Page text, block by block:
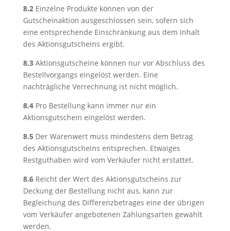
8.2Einzelne Produkte können von der
Gutscheinaktion ausgeschlossen sein, sofern sich
eine entsprechende Einschränkung aus dem Inhalt
des Aktionsgutscheins ergibt.
8.3Aktionsgutscheine können nur vor Abschluss des
Bestellvorgangs eingelöst werden. Eine
nachträgliche Verrechnung ist nicht möglich.
8.4Pro Bestellung kann immer nur ein
Aktionsgutschein eingelöst werden.
8.5Der Warenwert muss mindestens dem Betrag
des Aktionsgutscheins entsprechen. Etwaiges
Restguthaben wird vom Verkäufer nicht erstattet.
8.6Reicht der Wert des Aktionsgutscheins zur
Deckung der Bestellung nicht aus, kann zur
Begleichung des Differenzbetrages eine der übrigen
vom Verkäufer angebotenen Zahlungsarten gewählt
werden.